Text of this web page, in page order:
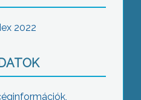
2022